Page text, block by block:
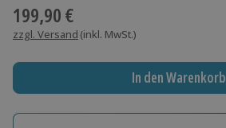
199,90 €
zzgl. Versand (inkl. MwSt.)
In den Warenkorb